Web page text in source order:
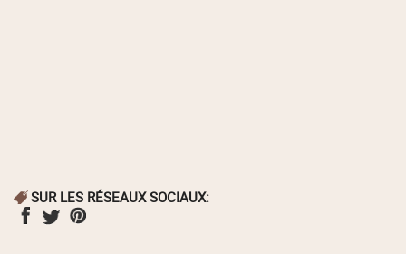
SUR LES RÉSEAUX SOCIAUX: